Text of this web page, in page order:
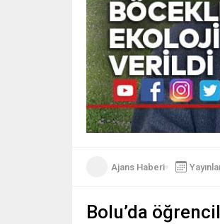
Ajans Haberi
Bolu’da